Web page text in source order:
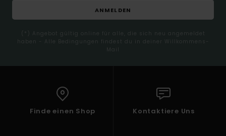
ANMELDEN
(*) Angebot gültig online für alle, die sich neu angemeldet
haben - Alle Bedingungen findest du in deiner Willkommens-
Mail
Finde einen Shop Kontaktiere Uns